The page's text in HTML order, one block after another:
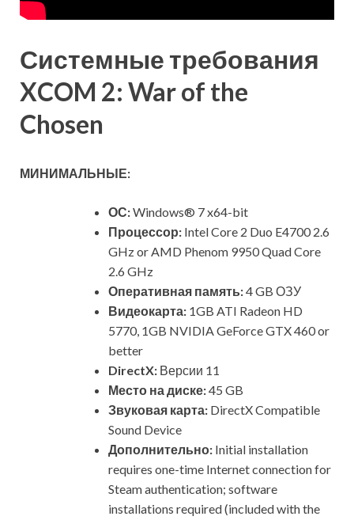
Системные требования
XCOM 2: War of the
Chosen
МИНИМАЛЬНЫЕ:
ОС:Windows® 7 x64-bit
Процессор: Intel Core 2 Duo E4700 2.6
GHz or AMD Phenom 9950 Quad Core
2.6 GHz
Оперативная память:4 GB ОЗУ
Видеокарта: 1GB ATI Radeon HD
5770, 1GB NVIDIA GeForce GTX 460 or
better
DirectX: Версии 11
Место на диске:45 GB
Звуковая карта: DirectX Compatible
Sound Device
Дополнительно: Initial installation
requires one-time Internet connection for
Steam authentication; software
installations required (included with the